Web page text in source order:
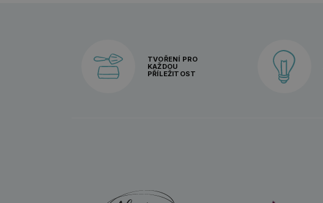
TVOŘENÍ PRO
KAŽDOU
PŘÍLEŽITOST